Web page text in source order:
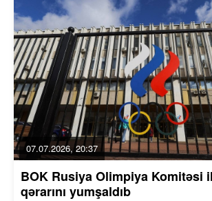
07.07.2026, 20:37
BOK Rusiya Olimpiya Komitəsi
qərarını yumşaldıb